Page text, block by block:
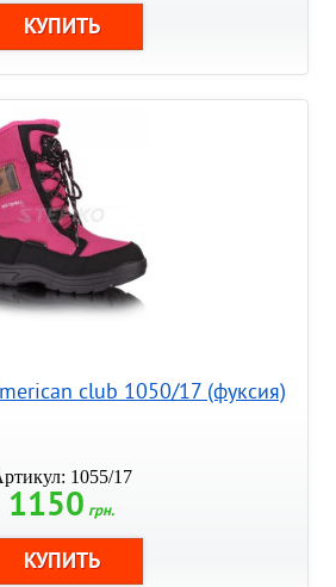
club 1050/17 (фуксия)
1055/17
1150 грн.